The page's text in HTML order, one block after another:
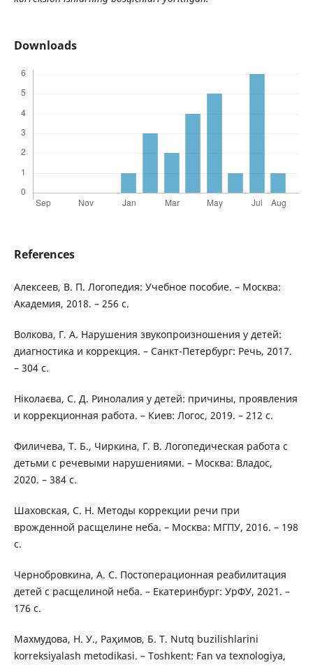
Downloads
References
Алексеев, В. П. Логопедия: Учебное пособие. – Москва:
Академия, 2018. – 256 с.
Волкова, Г. А. Нарушения звукопроизношения у детей:
диагностика и коррекция. – Санкт-Петербург: Речь, 2017.
– 304 с.
Ніколаєва, С. Д. Ринолалия у детей: причины, проявления
и коррекционная работа. – Киев: Логос, 2019. – 212 с.
Филичева, Т. Б., Чиркина, Г. В. Логопедическая работа с
детьми с речевыми нарушениями. – Москва: Владос,
2020. – 384 с.
Шаховская, С. Н. Методы коррекции речи при
врожденной расщелине неба. – Москва: МГПУ, 2016. – 198
с.
Чернобровкина, А. С. Постоперационная реабилитация
детей с расщелиной неба. – Екатеринбург: УрФУ, 2021. –
176 с.
Махмудова, Н. У., Раҳимов, Б. Т. Nutq buzilishlarini
korreksiyalash metodikasi. – Toshkent: Fan va texnologiya,